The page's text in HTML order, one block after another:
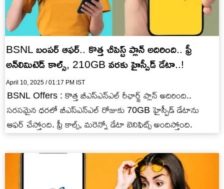
BSNL బంపర్ ఆఫర్.. కొత్త చీపెస్ట్ ప్లాన్ అదిరింది.. ఫ్రీ
అన్‌లిమిటెడ్ కాల్స్, 210GB వరకు హైస్పీడ్ డేటా..!
April 10, 2025 / 01:17 PM IST
BSNL Offers : కొత్త బీఎస్ఎన్ఎల్ రీఛార్జ్ ప్లాన్ అదిరింది..
సరసమైన ధరలో బీఎస్ఎన్ఎల్ రోజుకు 70GB హైస్పీడ్ డేటాను
ఆఫర్ చేస్తోంది. ఫ్రీ కాల్స్, మరెన్నో డేటా బెనిఫిట్స్ అందిస్తోంది.